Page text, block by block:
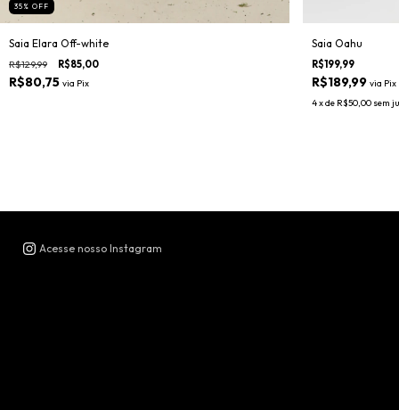
35 % OFF
Saia Elara Off-white
R$129,99 R$85,00
R$80,75 via Pix
Saia Oahu
R$199,99
R$189,99 via Pix
4x de R$50,00 sem